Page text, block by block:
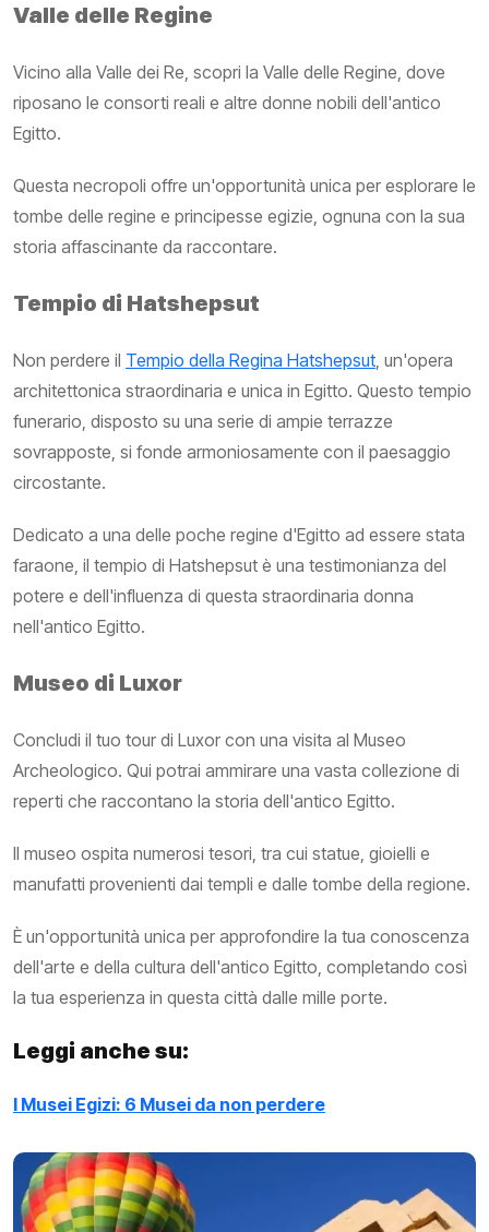
Valle delle Regine
Vicino alla Valle dei Re, scopri la Valle delle Regine, dove
riposano le consorti reali e altre donne nobili dell'antico
Egitto.
Questa necropoli offre un'opportunità unica per esplorare le
tombe delle regine e principesse egizie, ognuna con la sua
storia affascinante da raccontare.
Tempio di Hatshepsut
Non perdere il Tempio della Regina Hatshepsut , un'opera
architettonica straordinaria e unica in Egitto. Questo tempio
funerario, disposto su una serie di ampie terrazze
sovrapposte, si fonde armoniosamente con il paesaggio
circostante.
Dedicato a una delle poche regine d'Egitto ad essere stata
faraone, il tempio di Hatshepsut è una testimonianza del
potere e dell'influenza di questa straordinaria donna
nell'antico Egitto.
Museo di Luxor
Concludi il tuo tour di Luxor con una visita al Museo
Archeologico. Qui potrai ammirare una vasta collezione di
reperti che raccontano la storia dell'antico Egitto.
Il museo ospita numerosi tesori, tra cui statue, gioielli e
manufatti provenienti dai templi e dalle tombe della regione.
È un'opportunità unica per approfondire la tua conoscenza
dell'arte e della cultura dell'antico Egitto, completando così
la tua esperienza in questa città dalle mille porte.
Leggi anche su:
I Musei Egizi: 6 Musei da non perdere